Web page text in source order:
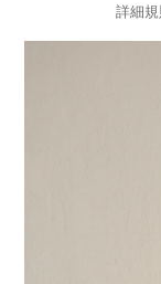
詳細